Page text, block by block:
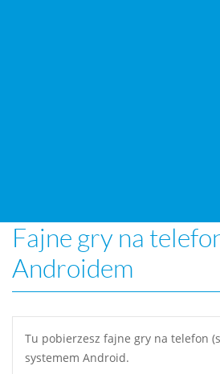
Fajne gry na
Androidem
Tu pobierzesz fajne gry na telefon
systemem Android.